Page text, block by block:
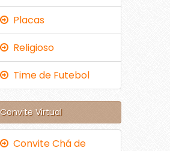
Placas
Religioso
Time de Futebol
Convite Virtual
Convite Chá de